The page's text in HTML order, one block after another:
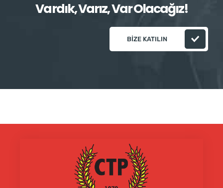
Vardık, Varız, Var Olacağız!
BIZE KATILIN